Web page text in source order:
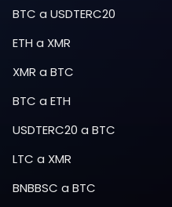
BTC a USDTERC20
ETH a XMR
XMR a BTC
BTC a ETH
USDTERC20 a BTC
LTC a XMR
BNBBSC a BTC